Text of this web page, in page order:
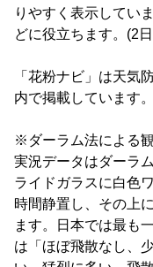
りやすく表示してい
どに役立ちます。(2
「花粉ナビ」は天気
内で掲載しています。
※ダーラム法による
実況データはダーラ
ライドガラスに白色
時間静置し、その上
ます。日本では最も
は「ほぼ飛散なし、